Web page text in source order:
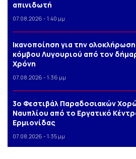
απινιδωτή
07.08.2026 - 1:40 μμ
Iκανοποίηση για την
κόμβου Λυγουριού από τον
Χρόνη
07.08.2026 - 1:36 μμ
3o Φεστιβάλ Παραδοσιακών
Ναυπλίου από το Εργατικό
Ερμιονίδας
07.08.2026 - 1:35 μμ